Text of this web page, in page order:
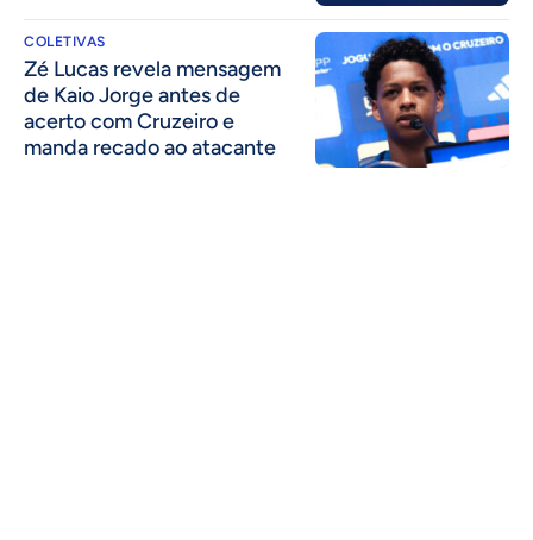
COLETIVAS
Zé Lucas revela mensagem
de Kaio Jorge antes de
acerto com Cruzeiro e
manda recado ao atacante